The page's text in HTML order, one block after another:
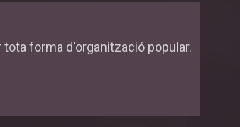
forma d'organització popular.